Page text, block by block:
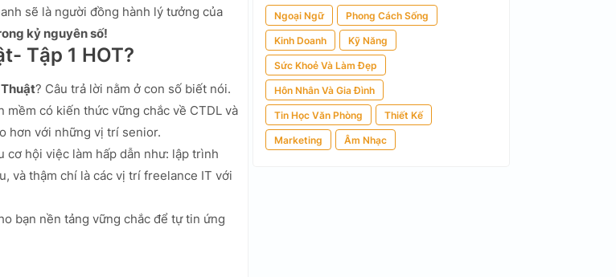
sẽ là người đồng hành lý tưởng của
kỷ nguyên số!
Tập 1 HOT?
? Câu trả lời nằm ở con số biết nói.
có kiến thức vững chắc về CTDL và
hơn với những vị trí senior.
cơ hội việc làm hấp dẫn như: lập trình
và thậm chí là các vị trí freelance IT với
bạn nền tảng vững chắc để tự tin ứng
Ngoại Ngữ Phong Cách Sống
Kinh Doanh Kỹ Năng
Sức Khoẻ Và Làm Đẹp
Hôn Nhân Và Gia Đình
Tin Học Văn Phòng Thiết Kế
Marketing Âm Nhạc